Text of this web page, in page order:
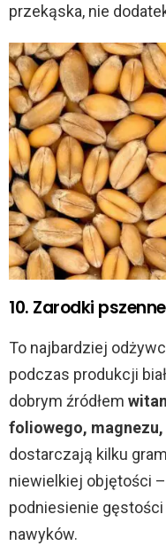
przekąska, nie
10. Zarodki pszenne
To najbardziej
podczas produkcji
dobrym źródłem
foliowego, magnezu,
dostarczają kilku
niewielkiej objętości
podniesienie
nawyków.